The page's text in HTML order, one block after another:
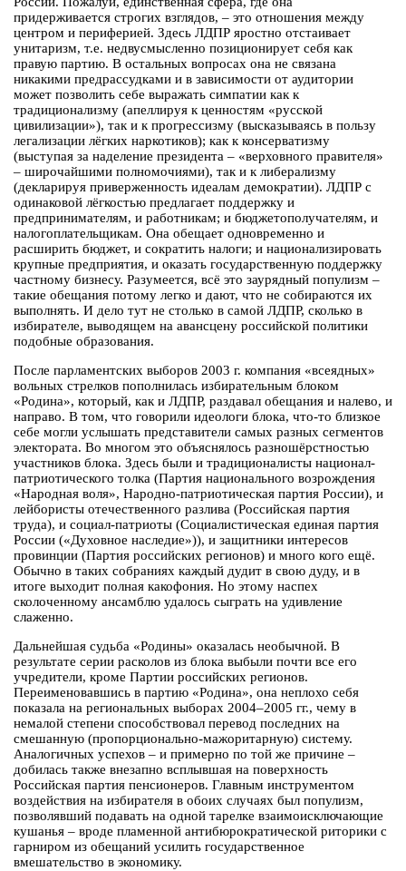
придерживается строгих взглядов, – это отношения между
центром и периферией. Здесь ЛДПР яростно отстаивает
унитаризм, т.е. недвусмысленно позиционирует себя как
правую партию. В остальных вопросах она не связана
никакими предрассудками и в зависимости от аудитории
может позволить себе выражать симпатии как к
традиционализму (апеллируя к ценностям «русской
цивилизации»), так и к прогрессизму (высказываясь в пользу
легализации лёгких наркотиков); как к консерватизму
(выступая за наделение президента – «верховного правителя»
– широчайшими полномочиями), так и к либерализму
(декларируя приверженность идеалам демократии). ЛДПР с
одинаковой лёгкостью предлагает поддержку и
предпринимателям, и работникам; и бюджетополучателям, и
налогоплательщикам. Она обещает одновременно и
расширить бюджет, и сократить налоги; и национализировать
крупные предприятия, и оказать государственную поддержку
частному бизнесу. Разумеется, всё это заурядный популизм –
такие обещания потому легко и дают, что не собираются их
выполнять. И дело тут не столько в самой ЛДПР, сколько в
избирателе, выводящем на авансцену российской политики
подобные образования.
После парламентских выборов 2003 г. компания «всеядных»
вольных стрелков пополнилась избирательным блоком
«Родина», который, как и ЛДПР, раздавал обещания и налево, и
направо. В том, что говорили идеологи блока, что-то близкое
себе могли услышать представители самых разных сегментов
электората. Во многом это объяснялось разношёрстностью
участников блока. Здесь были и традиционалисты национал-
патриотического толка (Партия национального возрождения
«Народная воля», Народно-патриотическая партия России), и
лейбористы отечественного разлива (Российская партия
труда), и социал-патриоты (Социалистическая единая партия
России («Духовное наследие»)), и защитники интересов
провинции (Партия российских регионов) и много кого ещё.
Обычно в таких собраниях каждый дудит в свою дуду, и в
итоге выходит полная какофония. Но этому наспех
сколоченному ансамблю удалось сыграть на удивление
слаженно.
Дальнейшая судьба «Родины» оказалась необычной. В
результате серии расколов из блока выбыли почти все его
учредители, кроме Партии российских регионов.
Переименовавшись в партию «Родина», она неплохо себя
показала на региональных выборах 2004–2005 гг., чему в
немалой степени способствовал перевод последних на
смешанную (пропорционально-мажоритарную) систему.
Аналогичных успехов – и примерно по той же причине –
добилась также внезапно всплывшая на поверхность
Российская партия пенсионеров. Главным инструментом
воздействия на избирателя в обоих случаях был популизм,
позволявший подавать на одной тарелке взаимоисключающие
кушанья – вроде пламенной антибюрократической риторики с
гарниром из обещаний усилить государственное
вмешательство в экономику.